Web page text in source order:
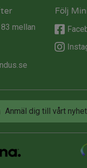
mellan
Följ
Anmäl dig till vårt